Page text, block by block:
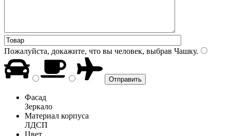
Пожалуйста, докажите, что вы человек, выбрав Чашку.
Фасад
Зеркало
Материал корпуса
ЛДСП
Цвет